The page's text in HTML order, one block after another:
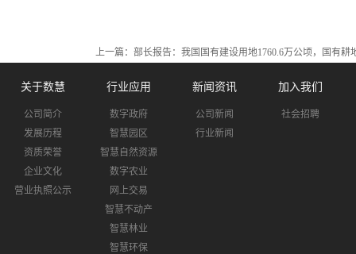
上一篇： 部长报告：我国国有建设用地1760.6万公顷，国有耕
关于数慧
公司简介
发展历程
资质荣誉
企业文化
营业执照公示
行业应用
数字政府
智慧园区
智慧自然资源
数字农业
网上交易
智慧不动产
智慧林业
智慧环保
新闻资讯
公司新闻
行业新闻
加入我们
社会招聘